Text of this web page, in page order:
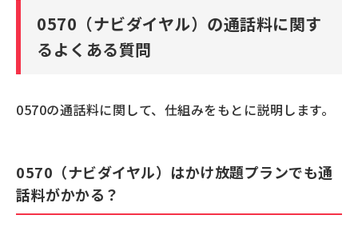
0570（ナビダイヤル）の通話料に関す
るよくある質問
0570の通話料に関して、仕組みをもとに説明します。
0570（ナビダイヤル）はかけ放題プランでも通
話料がかかる？